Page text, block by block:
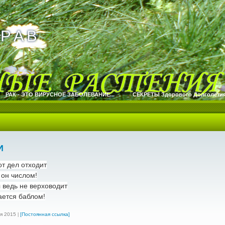
А В
А В
РАК - ЭТО ВИРУСНОЕ ЗАБОЛЕВАНИЕ... СЕКРЕТЫ Здорового
дел отходит
числом!
не верховодит
баблом!
2015 [Постоянная ссылка]